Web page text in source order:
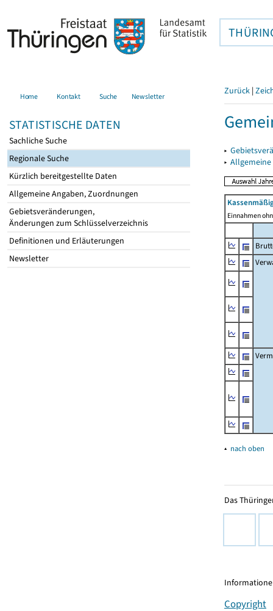
Home Kontakt Suche Newsletter
STATISTISCHE DATEN
Sachliche Suche
Regionale Suche
Kürzlich bereitgestellte Daten
Allgemeine Angaben, Zuordnungen
Gebietsveränderungen,
Änderungen zum Schlüsselverzeichnis
Definitionen und Erläuterungen
Newsletter
Zurück |
▸
▸
Einnahmen
▴ nach oben
Das
Copyright